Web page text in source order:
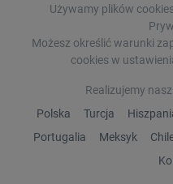
Używamy plików
Możesz określić warunki
cookies w
Realizujemy
Polska
Turcja
Portugalia
Meksyk